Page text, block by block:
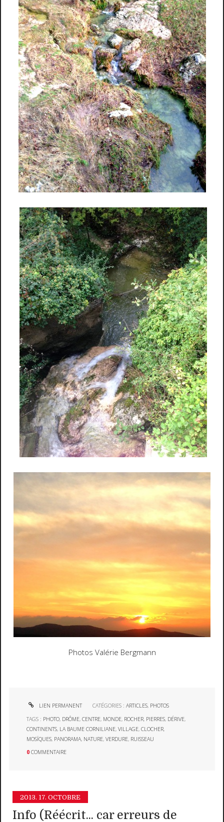
Photos Valérie Bergmann
LIEN PERMANENT CATÉGORIES :ARTICLES, PHOTOS
TAGS : PHOTO, DRÔME,CENTRE, MONDE, ROCHER, PIERRES, DÉRIVE,
CONTINENTS, LA BAUME CORNILIANE,VILLAGE,CLOCHER,
MOSÏQUES, PANORAMA, NATURE,VERDURE, RUISSEAU
0 COMMENTAIRE
2013. 17. OCTOBRE
Info (Réécrit... car erreurs de